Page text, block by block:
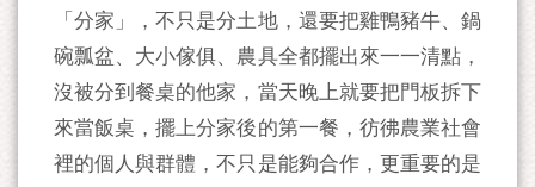
「分家」，不只是分土地，還要把雞鴨豬牛、鍋
碗瓢盆、大小傢俱、農具全都擺出來一一清點，
沒被分到餐桌的他家，當天晚上就要把門板拆下
來當飯桌，擺上分家後的第一餐，彷彿農業社會
裡的個人與群體，不只是能夠合作，更重要的是